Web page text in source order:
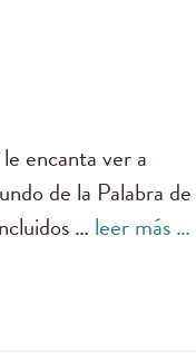
encanta ver a
de la Palabra de
… leer más …